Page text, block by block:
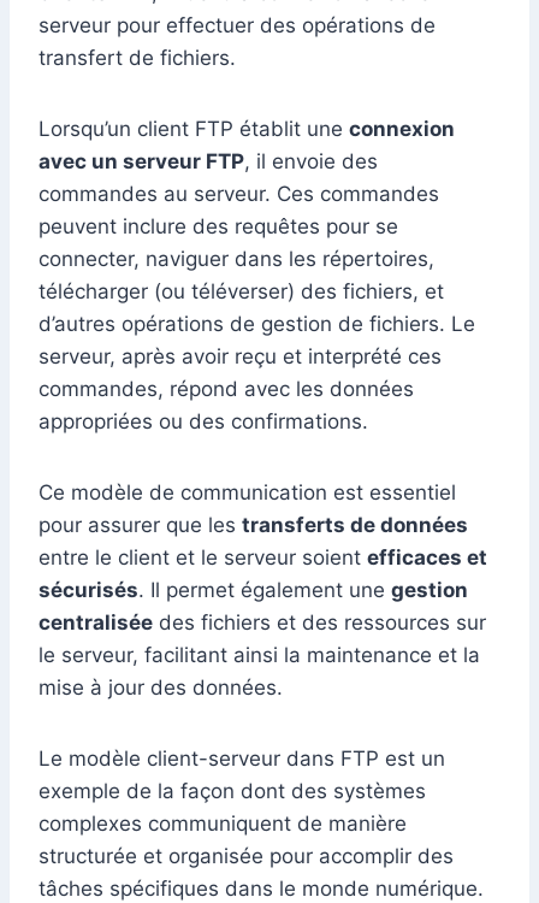
serveur pour effectuer des opérations de
transfert de fichiers.
Lorsqu’un client FTP établit une connexion
avec un serveur FTP, il envoie des
commandes au serveur. Ces commandes
peuvent inclure des requêtes pour se
connecter, naviguer dans les répertoires,
télécharger (ou téléverser) des fichiers, et
d’autres opérations de gestion de fichiers. Le
serveur, après avoir reçu et interprété ces
commandes, répond avec les données
appropriées ou des confirmations.
Ce modèle de communication est essentiel
pour assurer que les transferts de données
entre le client et le serveur soient efficaces et
sécurisés. Il permet également une gestion
centralisée des fichiers et des ressources sur
le serveur, facilitant ainsi la maintenance et la
mise à jour des données.
Le modèle client-serveur dans FTP est un
exemple de la façon dont des systèmes
complexes communiquent de manière
structurée et organisée pour accomplir des
tâches spécifiques dans le monde numérique.